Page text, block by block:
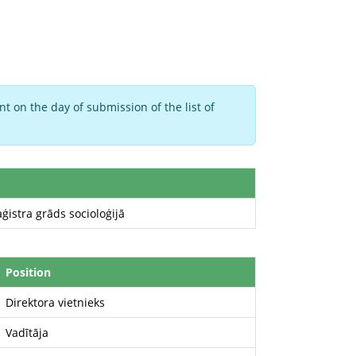
on the day of submission of the list of
grāds socioloģijā
Position
Direktora vietnieks
Vadītāja